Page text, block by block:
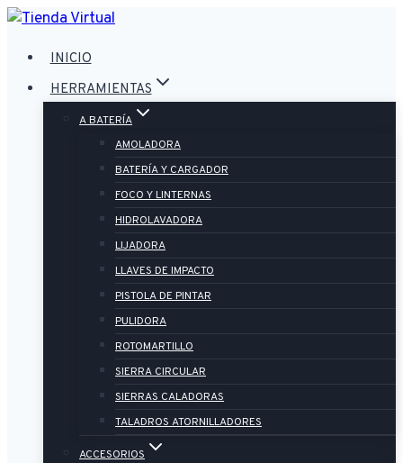
Saltar
contenido
INICIO
HERRAMIENTAS
A BATERÍA
AMOLADORA
BATERÍA Y CARGADOR
FOCO Y LINTERNAS
HIDROLAVADORA
LIJADORA
LLAVES DE IMPACTO
PISTOLA DE PINTAR
PULIDORA
ROTOMARTILLO
SIERRA CIRCULAR
SIERRAS CALADORAS
TALADROS ATORNILLADORES
ACCESORIOS